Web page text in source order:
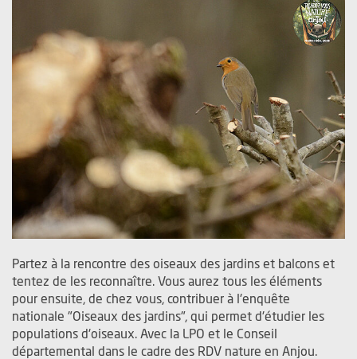
Partez à la rencontre des oiseaux des jardins et balcons et
tentez de les reconnaître. Vous aurez tous les éléments
pour ensuite, de chez vous, contribuer à l'enquête
nationale "Oiseaux des jardins", qui permet d'étudier les
populations d'oiseaux. Avec la LPO et le Conseil
départemental dans le cadre des RDV nature en Anjou.